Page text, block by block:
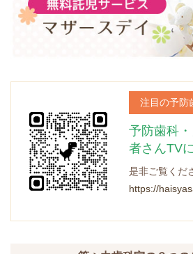
注目の予防
予防歯科
者さんTV
是非ご覧くだ
https://